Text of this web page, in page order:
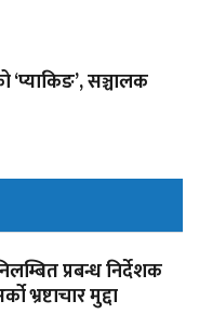
‘प्याकिङ’, सञ्चालक
प्रबन्ध निर्देशक
भ्रष्टाचार मुद्दा